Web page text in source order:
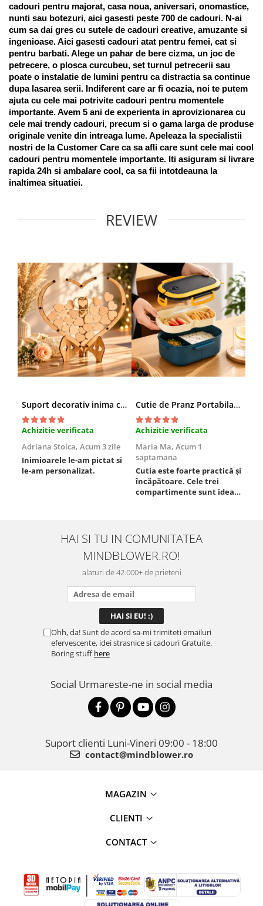
cadouri pentru majorat, casa noua, aniversari, onomastice,
nunti sau botezuri, aici gasesti peste 700 de cadouri. N-ai
cum sa dai gres cu sutele de cadouri creative, amuzante si
ingenioase. Aici gasesti cadouri atat pentru femei, cat si
pentru barbati. Alege un pahar de bere cizma, un joc de
petrecere, o plosca curcubeu, set turnul petrecerii sau
poate o instalatie de lumini pentru ca distractia sa continue
dupa lasarea serii. Indiferent care ar fi ocazia, noi te putem
ajuta cu cele mai potrivite cadouri pentru momentele
importante. Avem 5 ani de experienta in aprovizionarea cu
cele mai trendy cadouri, precum si o gama larga de produse
originale venite din intreaga lume. Apeleaza la specialistii
nostri de la Customer Care ca sa afli care sunt cele mai cool
cadouri pentru momentele importante. Iti asiguram si livrare
rapida 24h si ambalare cool, ca sa fii intotdeauna la
inaltimea situatiei.
REVIEW
Suport decorativ inima cu mesaje, Cadou cu suflet
Achizitie verificata
Adriana Stoica, Acum 3 zile
Inimioarele le-am pictat si
le-am personalizat.
Cutie de Pranz Portabila cu Compartimente
Achizitie verificata
Maria Ma, Acum 1
saptamana
Cutia este foarte practică și
încăpătoare. Cele trei
compartimente sunt ideale
este sigură, fără scurgeri. O
folosesc aproape zilnic la
serviciu și sunt foarte
mulțumită.
HAI SI TU IN COMUNITATEA
MINDBLOWER.RO!
alaturi de 42.000+ de prieteni
Ohh, da! Sunt de acord sa-mi trimiteti emailuri
efervescente, idei strasnice si cadouri Gratuite.
Boring stuffhere
Social Urmareste-ne in social media
Suport clienti Luni-Vineri 09:00 - 18:00
contact@mindblower.ro
MAGAZIN
CLIENTI
CONTACT